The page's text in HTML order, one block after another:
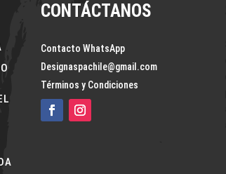
CONTÁCTANOS
Contacto WhatsApp
Designaspachile@gmail.com
Términos y Condiciones